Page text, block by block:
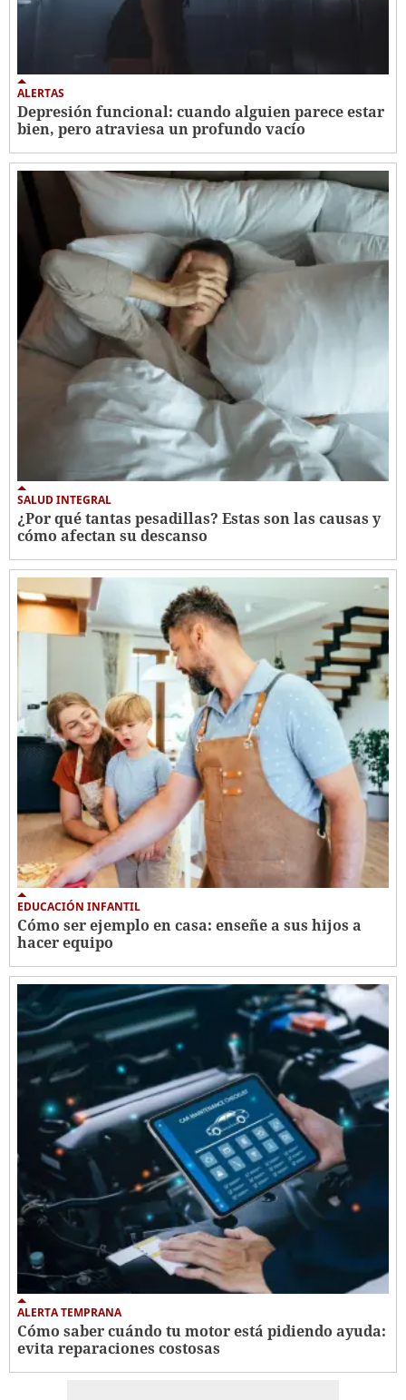
ALERTAS
Depresión funcional: cuando alguien parece estar
bien, pero atraviesa un profundo vacío
SALUD INTEGRAL
¿Por qué tantas pesadillas? Estas son las causas y
cómo afectan su descanso
EDUCACIÓN INFANTIL
Cómo ser ejemplo en casa: enseñe a sus hijos a
hacer equipo
ALERTA TEMPRANA
Cómo saber cuándo tu motor está pidiendo ayuda:
evita reparaciones costosas